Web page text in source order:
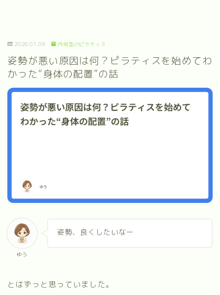
2026.07.09 内向型のピラティス
姿勢が悪い原因は何？ピラティスを始めてわ
かった“身体の配置”の話
ゆう
姿勢、良くしたいなー
とはずっと思っていました。